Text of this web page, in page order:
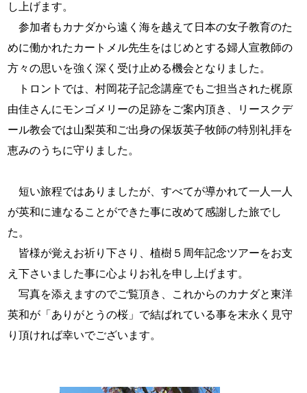
し上げます。
参加者もカナダから遠く海を越えて日本の女子教育のた
めに働かれたカートメル先生をはじめとする婦人宣教師の
方々の思いを強く深く受け止める機会となりました。
トロントでは、村岡花子記念講座でもご担当された梶原
由佳さんにモンゴメリーの足跡をご案内頂き、リースクデ
ール教会では山梨英和ご出身の保坂英子牧師の特別礼拝を
恵みのうちに守りました。
短い旅程ではありましたが、すべてが導かれて一人一人
が英和に連なることができた事に改めて感謝した旅でし
た。
皆様が覚えお祈り下さり、植樹５周年記念ツアーをお支
え下さいました事に心よりお礼を申し上げます。
写真を添えますのでご覧頂き、これからのカナダと東洋
英和が「ありがとうの桜」で結ばれている事を末永く見守
り頂ければ幸いでございます。